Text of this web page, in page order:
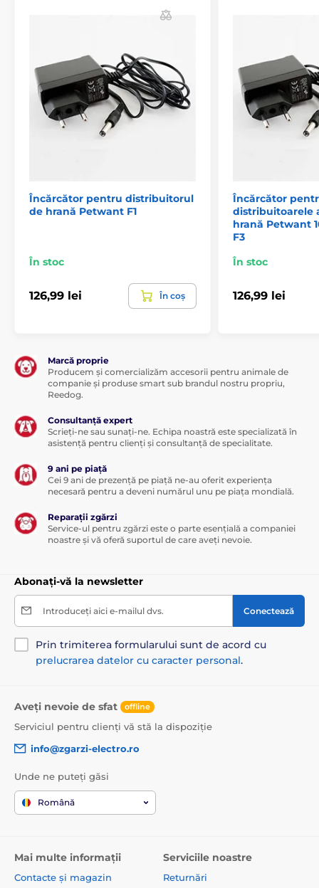
Încărcător pentru distribuitorul
de hrană Petwant F1
În stoc
126,99 lei În coș
Încărcător
distribuitoarele
hrană Petwant
F3
În stoc
126,99 lei
Marcă proprie
Producem și comercializăm accesorii pentru animale de
companie și produse smart sub brandul nostru propriu,
Reedog.
Consultanță expert
Scrieți-ne sau sunați-ne. Echipa noastră este specializată în
asistență pentru clienți și consultanță de specialitate.
9 ani pe piață
Cei 9 ani de prezență pe piață ne-au oferit experiența
necesară pentru a deveni numărul unu pe piața mondială.
Reparații zgărzi
Service-ul pentru zgărzi este o parte esențială a companiei
noastre și vă oferă suportul de care aveți nevoie.
Abonați-vă la newsletter
Introduceți aici e-mailul dvs. Conectează
Prin trimiterea formularului sunt de acord cu
prelucrarea datelor cu caracter personal.
Aveți nevoie de sfat offline
Serviciul pentru clienți vă stă la dispoziție
info@zgarzi-electro.ro
Unde ne puteți găsi
Română
Mai multe informații
Contacte și magazin
Serviciile noastre
Returnări